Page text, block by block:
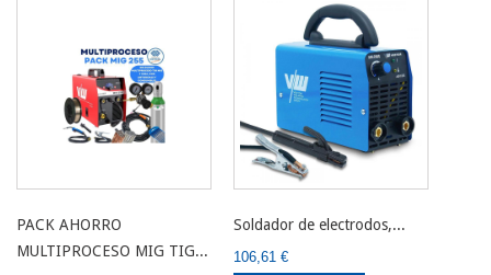
PACK AHORRO
MULTIPROCESO MIG TIG...
Soldador de electrodos,...
106,61 €